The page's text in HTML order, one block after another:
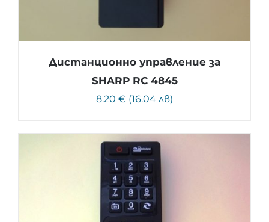
Дистанционно управление за
SHARP RC 4845
8.20 € (16.04 лв)